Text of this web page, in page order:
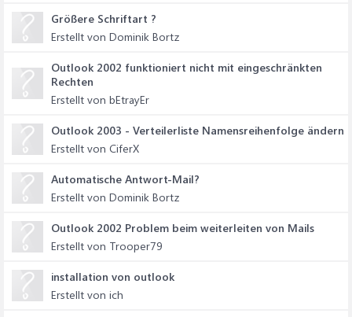
Größere Schriftart ?
Erstellt von Dominik Bortz
Outlook 2002 funktioniert nicht mit eingeschränkten
Rechten
Erstellt von bEtrayEr
Outlook 2003 - Verteilerliste Namensreihenfolge ändern
Erstellt von CiferX
Automatische Antwort-Mail?
Erstellt von Dominik Bortz
Outlook 2002 Problem beim weiterleiten von Mails
Erstellt von Trooper79
installation von outlook
Erstellt von ich